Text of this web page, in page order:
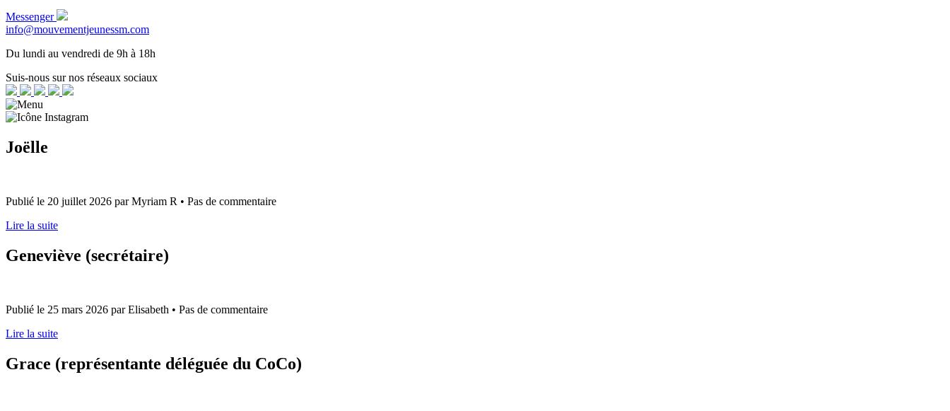
Messenger
info@mouvementjeunessm.com
Du lundi au vendredi de 9h à 18h
Suis-nous sur nos réseaux sociaux
Joëlle
Publié le 20 juillet 2026 par Myriam R • Pas de commentaire
Lire la suite
Geneviève (secrétaire)
Publié le 25 mars 2026 par Elisabeth • Pas de commentaire
Lire la suite
Grace (représentante déléguée du CoCo)